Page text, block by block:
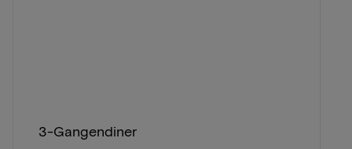
3-Gangendiner